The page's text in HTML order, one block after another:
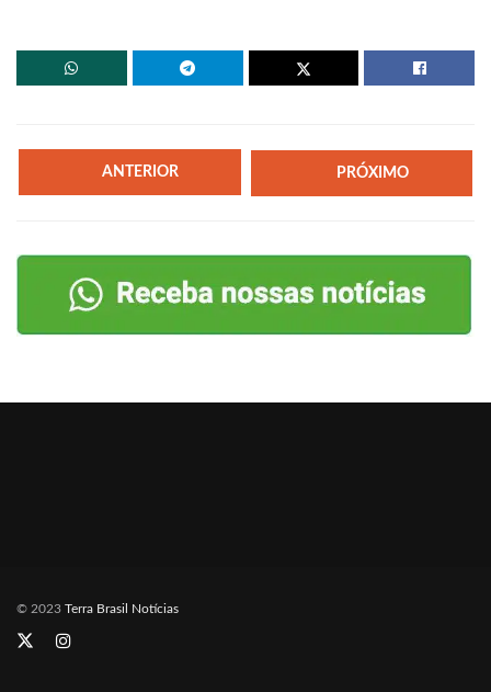
ANTERIOR PRÓXIMO
© 2023 Terra Brasil Notícias